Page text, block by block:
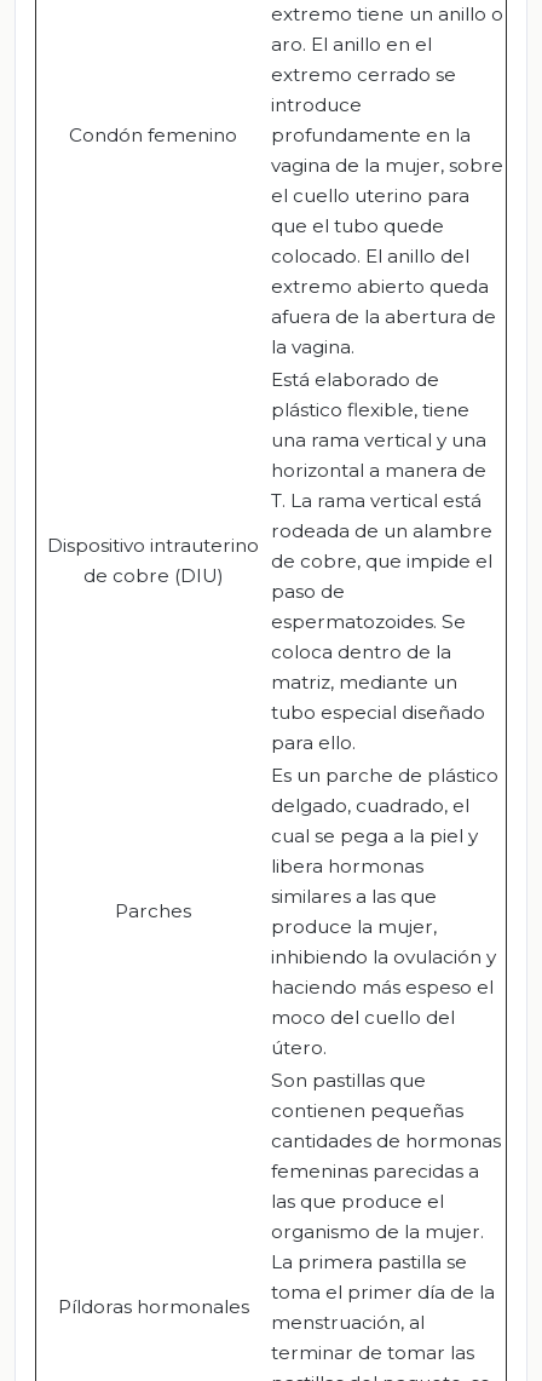
Condón femenino
extremo tiene un anillo o
aro. El anillo en el
extremo cerrado se
introduce
profundamente en la
vagina de la mujer, sobre
el cuello uterino para
que el tubo quede
colocado. El anillo del
extremo abierto queda
afuera de la abertura de
la vagina.
Dispositivo intrauterino
de cobre (DIU)
Está elaborado de
plástico flexible, tiene
una rama vertical y una
horizontal a manera de
T. La rama vertical está
rodeada de un alambre
de cobre, que impide el
paso de
espermatozoides. Se
coloca dentro de la
matriz, mediante un
tubo especial diseñado
para ello.
Parches
Es un parche de plástico
delgado, cuadrado, el
cual se pega a la piel y
libera hormonas
similares a las que
produce la mujer,
inhibiendo la ovulación y
haciendo más espeso el
moco del cuello del
útero.
Píldoras hormonales
Son pastillas que
contienen pequeñas
cantidades de hormonas
femeninas parecidas a
las que produce el
organismo de la mujer.
La primera pastilla se
toma el primer día de la
menstruación, al
terminar de tomar las